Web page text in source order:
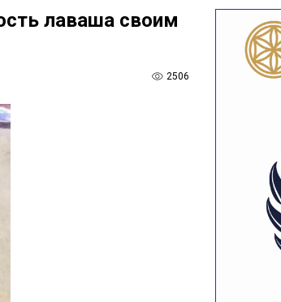
лаваша своим
2506